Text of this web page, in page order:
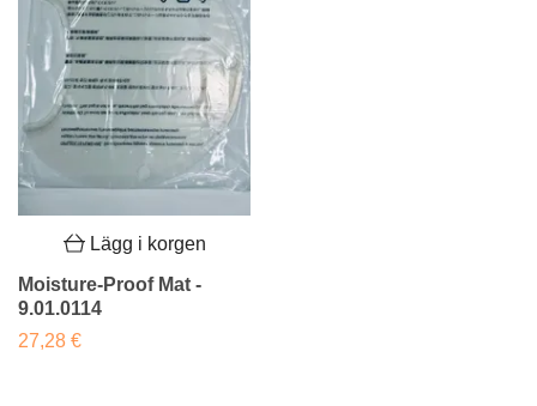
Lägg i korgen
Moisture-Proof Mat -
9.01.0114
27,28 €